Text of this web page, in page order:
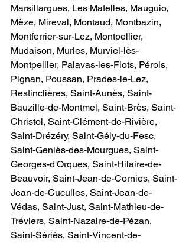
Marsillargues, Les Matelles, Mauguio,
Mèze, Mireval, Montaud, Montbazin,
Montferrier-sur-Lez, Montpellier,
Mudaison, Murles, Murviel-lès-
Montpellier, Palavas-les-Flots, Pérols,
Pignan, Poussan, Prades-le-Lez,
Restinclières, Saint-Aunès, Saint-
Bauzille-de-Montmel, Saint-Brès, Saint-
Christol, Saint-Clément-de-Rivière,
Saint-Drézéry, Saint-Gély-du-Fesc,
Saint-Geniès-des-Mourgues, Saint-
Georges-d'Orques, Saint-Hilaire-de-
Beauvoir, Saint-Jean-de-Cornies, Saint-
Jean-de-Cuculles, Saint-Jean-de-
Védas, Saint-Just, Saint-Mathieu-de-
Tréviers, Saint-Nazaire-de-Pézan,
Saint-Sériès, Saint-Vincent-de-